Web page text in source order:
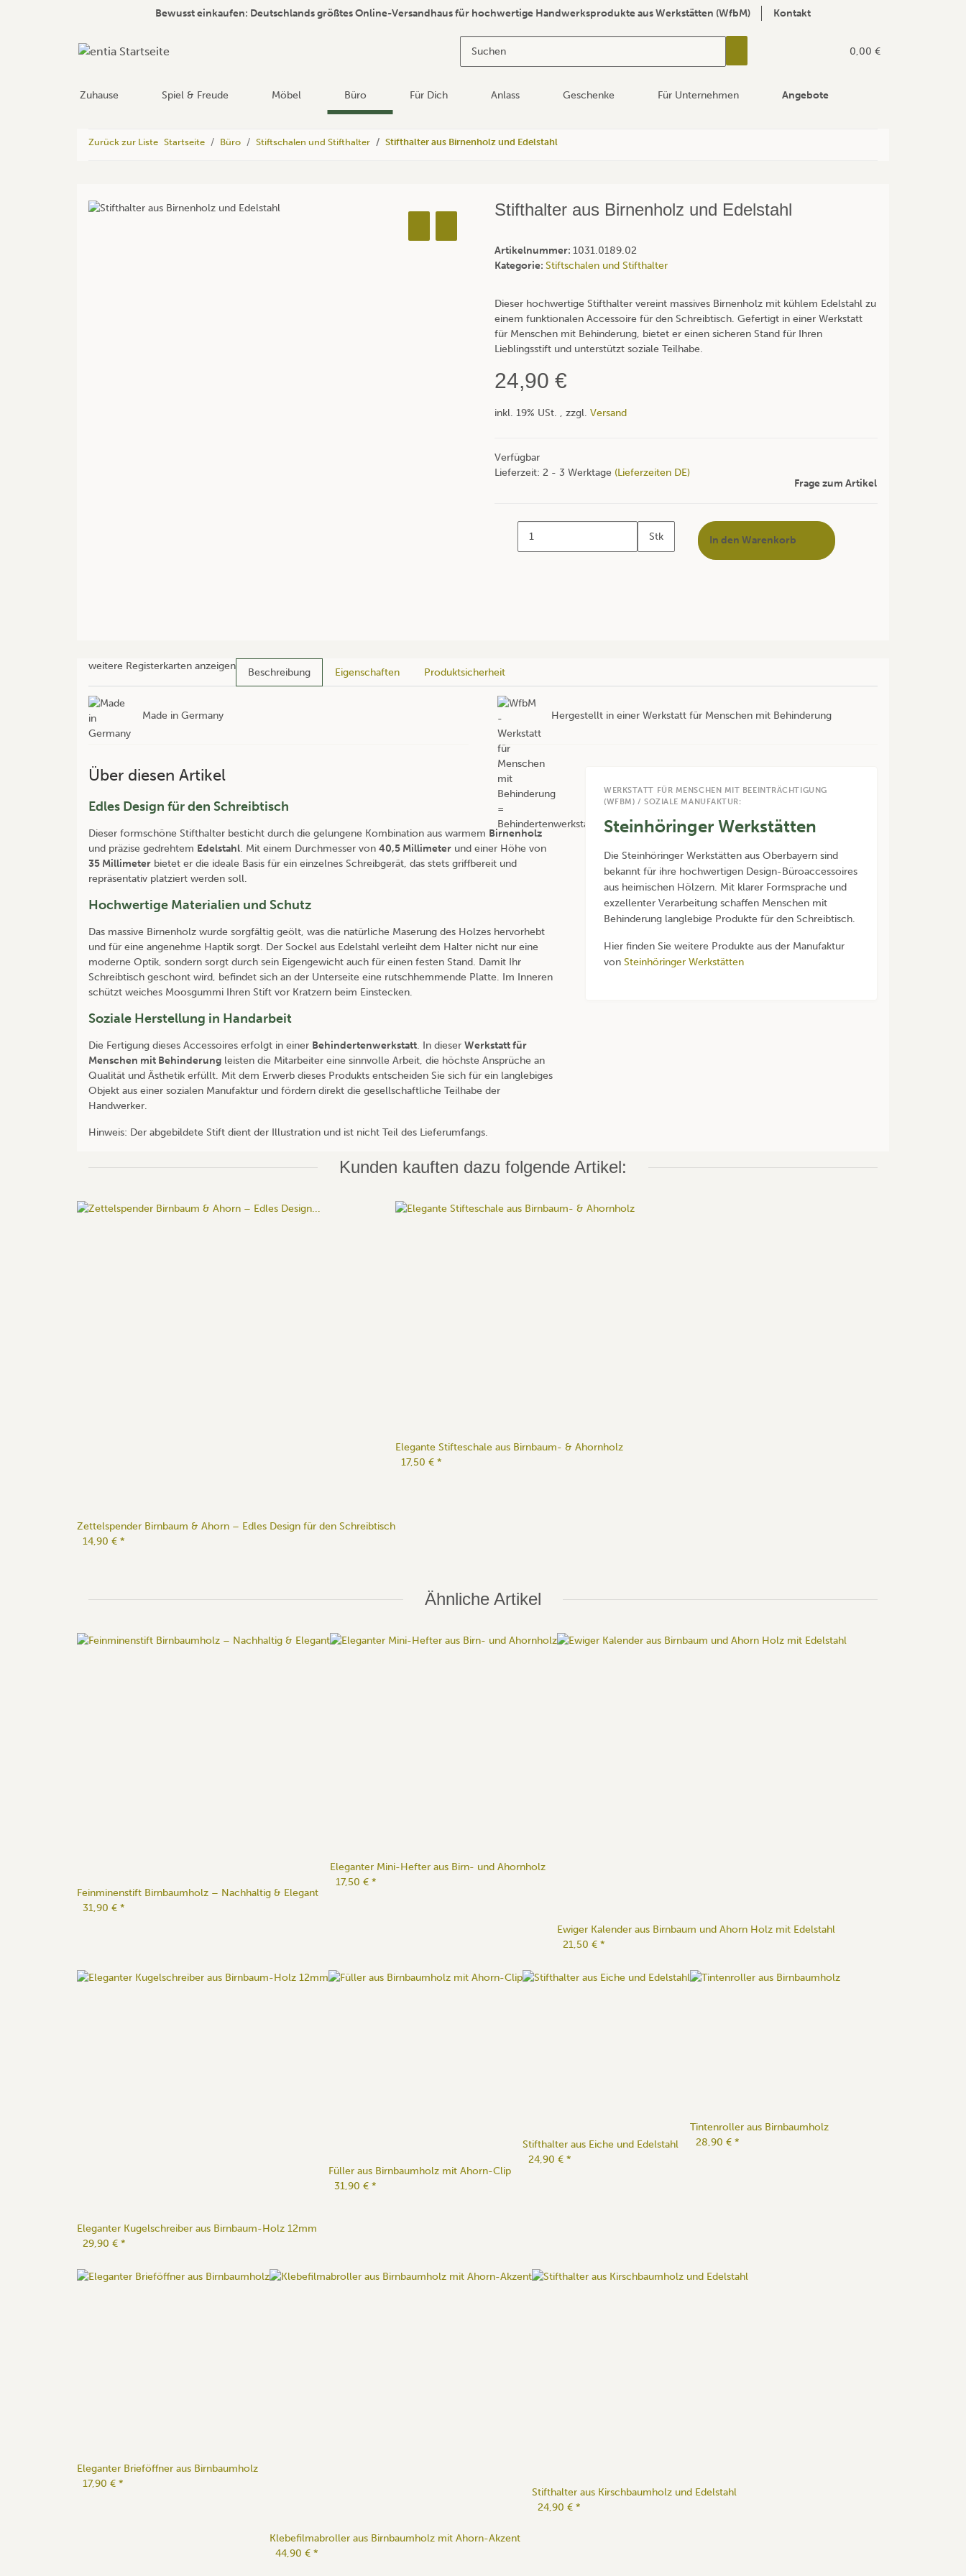
Bewusst einkaufen: Deutschlands größtes Online-Versandhaus für hochwertige Handwerksprodukte aus Werkstätten (WfbM) Kontakt
0,00 €
Zuhause Spiel & Freude Möbel Büro Für Dich Anlass Geschenke Für Unternehmen Angebote
Zurück zur Liste Startseite Büro Stiftschalen und Stifthalter Stifthalter aus Birnenholz und Edelstahl
Stifthalter aus Birnenholz und Edelstahl
Artikelnummer: 1031.0189.02
Kategorie: Stiftschalen und Stifthalter
Dieser hochwertige Stifthalter vereint massives Birnenholz mit kühlem Edelstahl zu
einem funktionalen Accessoire für den Schreibtisch. Gefertigt in einer Werkstatt
für Menschen mit Behinderung, bietet er einen sicheren Stand für Ihren
Lieblingsstift und unterstützt soziale Teilhabe.
24,90 €
inkl. 19% USt. , zzgl. Versand
Verfügbar
Lieferzeit: 2 - 3 Werktage (Lieferzeiten DE)
Frage zum Artikel
Stk In den Warenkorb
weitere Registerkarten anzeigen
Beschreibung Eigenschaften Produktsicherheit
Made in Germany Hergestellt in einer Werkstatt für Menschen mit Behinderung
Über diesen Artikel
Edles Design für den Schreibtisch
Dieser formschöne Stifthalter besticht durch die gelungene Kombination aus warmem Birnenholz
und präzise gedrehtem Edelstahl. Mit einem Durchmesser von 40,5 Millimeter und einer Höhe von
35 Millimeter bietet er die ideale Basis für ein einzelnes Schreibgerät, das stets griffbereit und
repräsentativ platziert werden soll.
Hochwertige Materialien und Schutz
Das massive Birnenholz wurde sorgfältig geölt, was die natürliche Maserung des Holzes hervorhebt
und für eine angenehme Haptik sorgt. Der Sockel aus Edelstahl verleiht dem Halter nicht nur eine
moderne Optik, sondern sorgt durch sein Eigengewicht auch für einen festen Stand. Damit Ihr
Schreibtisch geschont wird, befindet sich an der Unterseite eine rutschhemmende Platte. Im Inneren
schützt weiches Moosgummi Ihren Stift vor Kratzern beim Einstecken.
Soziale Herstellung in Handarbeit
Die Fertigung dieses Accessoires erfolgt in einer Behindertenwerkstatt. In dieser Werkstatt für
Menschen mit Behinderung leisten die Mitarbeiter eine sinnvolle Arbeit, die höchste Ansprüche an
Qualität und Ästhetik erfüllt. Mit dem Erwerb dieses Produkts entscheiden Sie sich für ein langlebiges
Objekt aus einer sozialen Manufaktur und fördern direkt die gesellschaftliche Teilhabe der
Handwerker.
Hinweis: Der abgebildete Stift dient der Illustration und ist nicht Teil des Lieferumfangs.
WERKSTATT FÜR MENSCHEN MIT BEEINTRÄCHTIGUNG
(WFBM) / SOZIALE MANUFAKTUR:
Steinhöringer Werkstätten
Die Steinhöringer Werkstätten aus Oberbayern sind
bekannt für ihre hochwertigen Design-Büroaccessoires
aus heimischen Hölzern. Mit klarer Formsprache und
exzellenter Verarbeitung schaffen Menschen mit
Behinderung langlebige Produkte für den Schreibtisch.
Hier finden Sie weitere Produkte aus der Manufaktur
vonSteinhöringer Werkstätten
Kunden kauften dazu folgende Artikel:
Zettelspender Birnbaum & Ahorn – Edles Design für den Schreibtisch
14,90 € *
Elegante Stifteschale aus Birnbaum- & Ahornholz
17,50 € *
Ähnliche Artikel
Feinminenstift Birnbaumholz – Nachhaltig & Elegant
31,90 € *
Eleganter Mini-Hefter aus Birn- und Ahornholz
17,50 € *
Ewiger Kalender aus Birnbaum und Ahorn Holz mit Edelstahl
21,50 € *
Eleganter Kugelschreiber aus Birnbaum-Holz 12mm
29,90 € *
Füller aus Birnbaumholz mit Ahorn-Clip
31,90 € *
Stifthalter aus Eiche und Edelstahl
24,90 € *
Tintenroller aus Birnbaumholz
28,90 € *
Eleganter Brieföffner aus Birnbaumholz
17,90 € *
Klebefilmabroller aus Birnbaumholz mit Ahorn-Akzent
44,90 € *
Stifthalter aus Kirschbaumholz und Edelstahl
24,90 € *